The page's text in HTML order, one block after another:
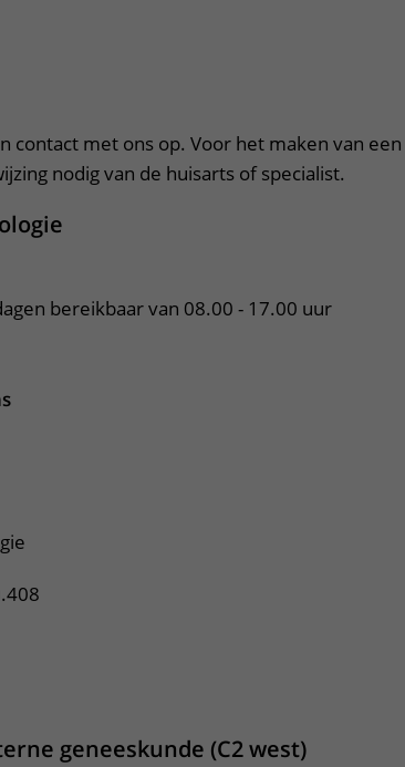
contact met ons op. Voor het maken van een
nodig van de huisarts of specialist.
bereikbaar van 08.00 - 17.00 uur
geneeskunde (C2 west)